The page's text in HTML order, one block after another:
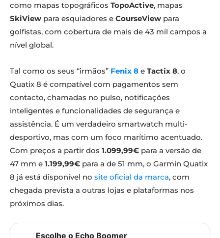
como mapas topográficos TopoActive, mapas
SkiView para esquiadores e CourseView para
golfistas, com cobertura de mais de 43 mil campos a
nível global.
Tal como os seus “irmãos” Fenix 8 e Tactix 8, o
Quatix 8 é compatível com pagamentos sem
contacto, chamadas no pulso, notificações
inteligentes e funcionalidades de segurança e
assistência. É um verdadeiro smartwatch multi-
desportivo, mas com um foco marítimo acentuado.
Com preços a partir dos 1.099,99€ para a versão de
47 mm e 1.199,99€ para a de 51 mm, o Garmin Quatix
8 já está disponível no site oficial da marca, com
chegada prevista a outras lojas e plataformas nos
próximos dias.
Escolhe o Echo Boomer